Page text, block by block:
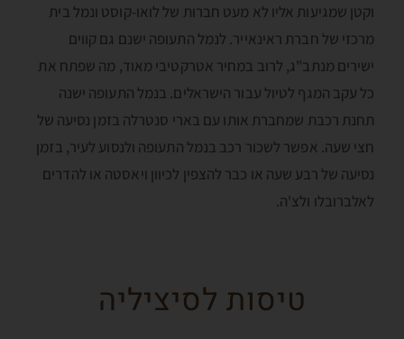
וקטן שמגיעות אליו לא מעט חברות של לואו-קוסט ונמל בית
מרכזי של חברת ראינאייר. לנמל התעופה ישנם גם קווים
ישירים מנתב"ג, לרוב במחיר אטרקטיבי מאוד, מה שפתח את
כל עקב המגף לטיול עבור הישראלים. בנמל התעופה ישנה
תחנת רכבת שמחברת אותו עם בארי סנטרלה בזמן נסיעה של
חצי שעה. אפשר לשכור רכב בנמל התעופה ולנסוע לעיר, בזמן
נסיעה של רבע שעה או כבר להצפין לכיוון ויאסטה או להדרים
לאלברובלו ולצ'ה.
טיסות לסיציליה